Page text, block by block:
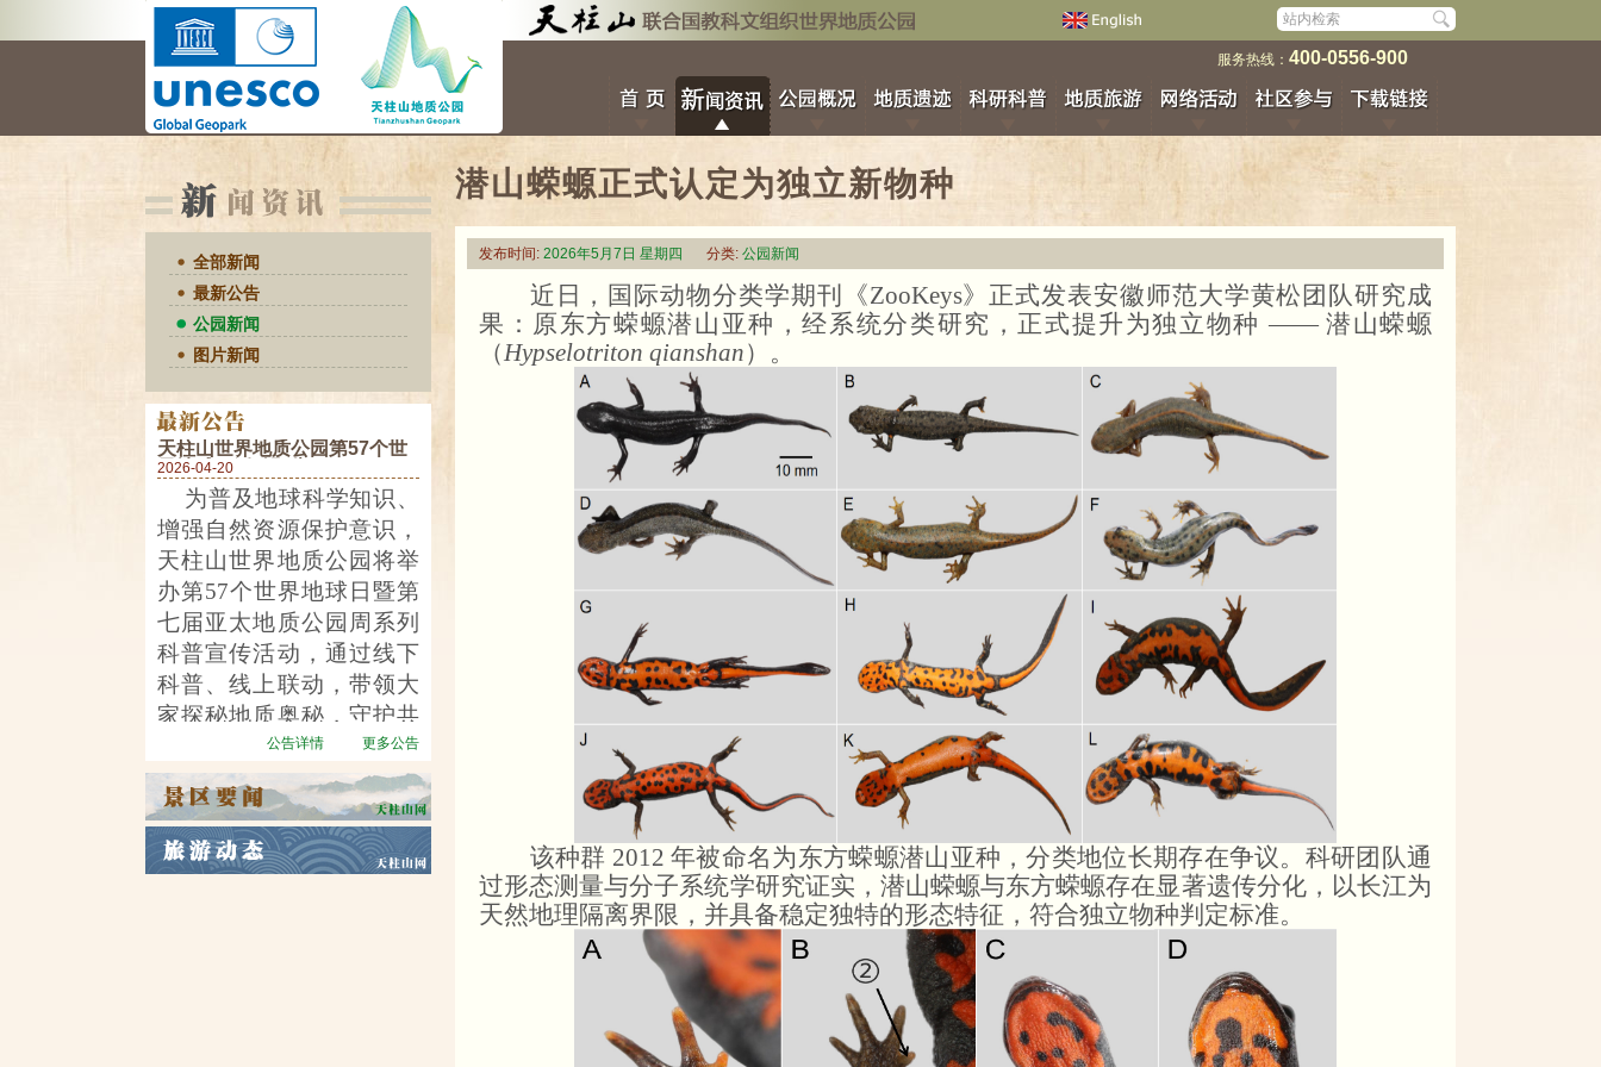
全部新闻
最新公告
公园新闻
图片新闻
天柱山世界地质公园第57个世
界地球日活动预告
2026-04-20
为普及地球科学知识、
增强自然资源保护意识，
天柱山世界地质公园将举
办第57个世界地球日暨第
七届亚太地质公园周系列
科普宣传活动，通过线下
科普、线上联动，带领大
家探秘地质奥秘，守护共
更多公告
公告详情
潜山蝾螈正式认定为独立新物种
发布时间: 2026年5月7日 星期四 分类: 公园新闻
近日，国际动物分类学期刊《ZooKeys》正式发表安徽师范大学黄松团队研究成
果：原东方蝾螈潜山亚种，经系统分类研究，正式提升为独立物种 —— 潜山蝾螈
（Hypselotriton qianshan） 。
该种群 2012 年被命名为东方蝾螈潜山亚种，分类地位长期存在争议。科研团队通
过形态测量与分子系统学研究证实，潜山蝾螈与东方蝾螈存在显著遗传分化，以长江为
天然地理隔离界限，并具备稳定独特的形态特征，符合独立物种判定标准。
服务热线： 400-0556-900